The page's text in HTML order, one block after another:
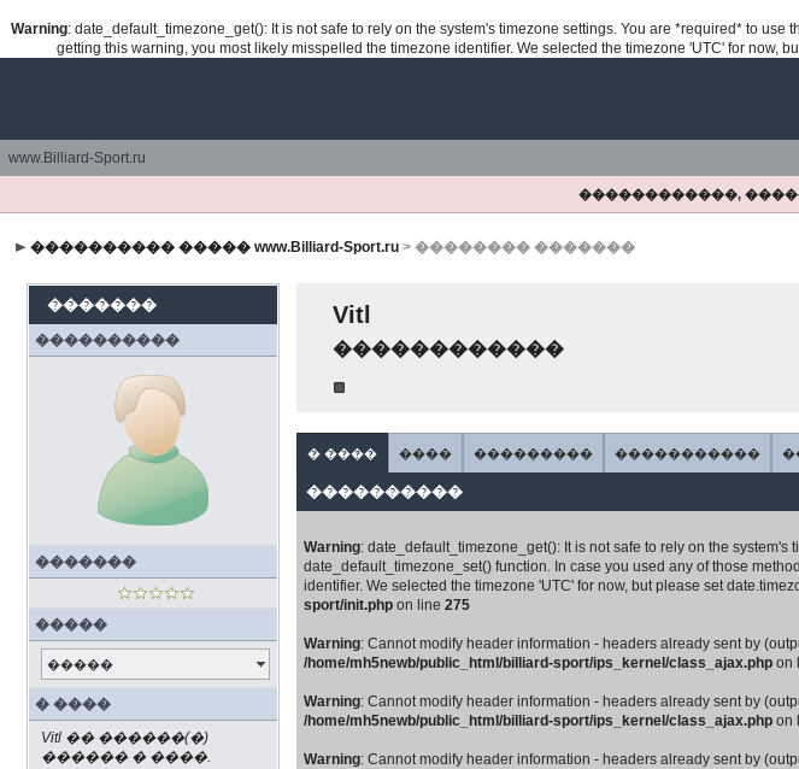
Warning: date_default_timezone_get(): It is not safe to rely on the system's timezone settings. You are *required* to
getting this warning, you most likely misspelled the timezone identifier. We selected the timezone 'UTC' for now,
www.Billiard-Sport.ru
������������,
���������� ����� www.Billiard-Sport.ru > �������� �������
�������
����������
�������
�����
�����
� ����
Vitl �� ������(�)
������ � ����.
Vitl
������������
� ���� ���� ��������� �����������
����������
Warning: date_default_timezone_get(): It is not safe to rely on the
date_default_timezone_set() function. In case you used any of those
identifier. We selected the timezone 'UTC' for now, but please set
sport/init.php on line275
Warning: Cannot modify header information - headers already sent by
/home/mh5newb/public_html/billiard-sport/ips_kernel/class_ajax.php on
Warning: Cannot modify header information - headers already sent by
/home/mh5newb/public_html/billiard-sport/ips_kernel/class_ajax.php on
Warning: Cannot modify header information - headers already sent by